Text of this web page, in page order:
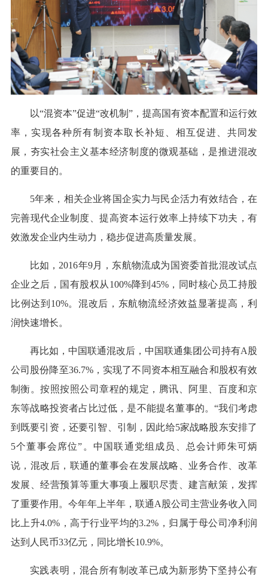
以“混资本”促进“改机制”，提高国有资本配置和运行效
率，实现各种所有制资本取长补短、相互促进、共同发
展，夯实社会主义基本经济制度的微观基础，是推进混改
的重要目的。
5年来，相关企业将国企实力与民企活力有效结合，在
完善现代企业制度、提高资本运行效率上持续下功夫，有
效激发企业内生动力，稳步促进高质量发展。
比如，2016年9月，东航物流成为国资委首批混改试点
企业之后，国有股权从100%降到45%，同时核心员工持股
比例达到10%。混改后，东航物流经济效益显著提高，利
润快速增长。
再比如，中国联通混改后，中国联通集团公司持有A股
公司股份降至36.7%，实现了不同资本相互融合和股权有效
制衡。按照按照公司章程的规定，腾讯、阿里、百度和京
东等战略投资者占比过低，是不能提名董事的。“我们考虑
到既要引资，还要引智、引制，因此给5家战略股东安排了
5个董事会席位”。中国联通党组成员、总会计师朱可炳
说，混改后，联通的董事会在发展战略、业务合作、改革
发展、经营预算等重大事项上履职尽责、建言献策，发挥
了重要作用。今年年上半年，联通A股公司主营业务收入同
比上升4.0%，高于行业平均的3.2%，归属于母公司净利润
达到人民币33亿元，同比增长10.9%。
实践表明，混合所有制改革已成为新形势下坚持公有